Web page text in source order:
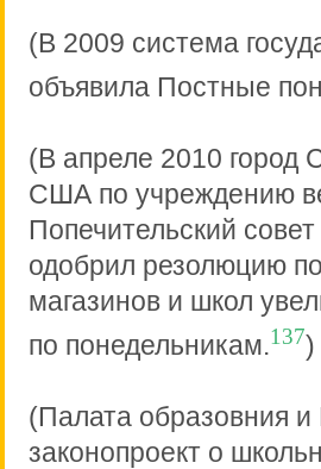
(В 2009 система
объявила Постные
(В апреле 2010 город
США по учреждению
Попечительский
одобрил резолюцию
магазинов и школ
по понедельникам.137)
(Палата образовния
законопроект о